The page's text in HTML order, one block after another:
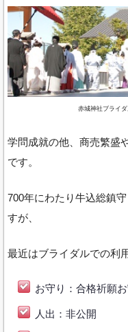
赤城神社ブライ
学問成就の他、商売繁盛
です。
700年にわたり牛込総鎮
すが、
最近はブライダルでの利
お守り：合格祈願お
人出：非公開